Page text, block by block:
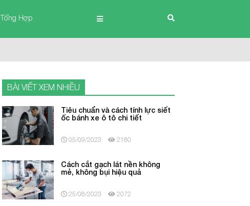
Tổng Hợp
BÀI VIẾT XEM NHIỀU
Tiêu chuẩn và cách tính lực siết
ốc bánh xe ô tô chi tiết
05/09/2023 2180
Cách cắt gạch lát nền không
mẻ, không bụi hiệu quả
25/08/2023 2072